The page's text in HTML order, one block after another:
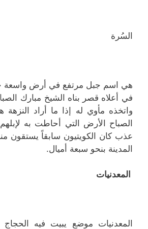
السُرة
هي اسم جبل مرتفع في أرض واسعة
في أعلاه قصر بناه الشيخ مبارك
واتخذه مأوي له إذا ما أراد
الصباح الأرض التي أحاطت به
عذب كان الكويتيون سابقاً يستقون
المدينة بنحو سبعة أميال.
المعدنيات
المعدنيات موضع يبيت فيه